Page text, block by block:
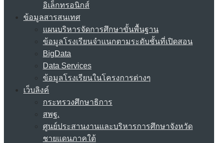
อิเล็กทรอนิกส์
ข้อมูลสารสนเทศ
แผนบริหารจัดการศึกษาขั้นพื้นฐาน
ข้อมูลโรงเรียนจำแนกตามระดับชั้นที่เปิดสอน
BigData
Data Services
ข้อมูลโรงเรียนในโครงการต่างๆ
เว็บลิงค์
กระทรวงศึกษาธิการ
สพฐ.
ศูนย์ประสานงานและบริหารการศึกษาจังหวัด
ชายแดนภาคใต้